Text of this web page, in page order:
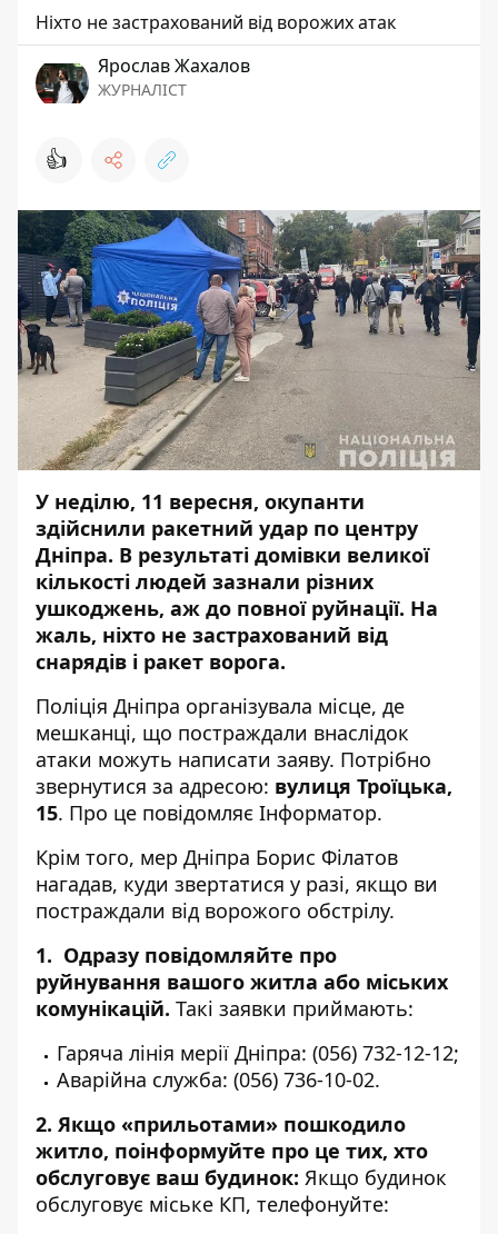
Ніхто не застрахований від ворожих атак
Ярослав Жахалов
ЖУРНАЛІСТ
👍
У неділю, 11 вересня, окупанти
здійснили ракетний удар по центру
Дніпра. В результаті домівки великої
кількості людей зазнали різних
ушкоджень, аж до повної руйнації. На
жаль, ніхто не застрахований від
снарядів і ракет ворога.
Поліція Дніпра організувала місце, де
мешканці, що постраждали внаслідок
атаки можуть написати заяву. Потрібно
звернутися за адресою: вулиця Троїцька,
15. Про це повідомляє Інформатор.
Крім того, мер Дніпра Борис Філатов
нагадав, куди звертатися у разі, якщо ви
постраждали від ворожого обстрілу.
1. Одразу повідомляйте про
руйнування вашого житла або міських
комунікацій. Такі заявки приймають:
Гаряча лінія мерії Дніпра: (056) 732-12-12;
Аварійна служба: (056) 736-10-02.
2. Якщо «прильотами» пошкодило
житло, поінформуйте про це тих, хто
обслуговує ваш будинок: Якщо будинок
обслуговує міське КП, телефонуйте: